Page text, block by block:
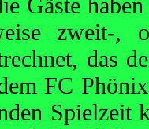
zweit-,
das
FC
Spielzeit